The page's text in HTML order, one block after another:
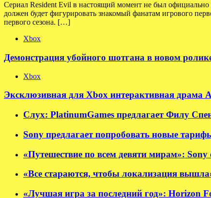
Сериал Resident Evil в настоящий момент не был официально
должен будет фигурировать знакомый фанатам игрового
первого сезона. […]
Xbox
Демонстрация убойного шотгана в новом
Xbox
Эксклюзивная для Xbox интерактивная драма
Слух: PlatinumGames предлагает Филу
Sony предлагает попробовать новые
«Путешествие по всем девяти мирам»:
«Все стараются, чтобы локализация
«Лучшая игра за последний год»: Horizon